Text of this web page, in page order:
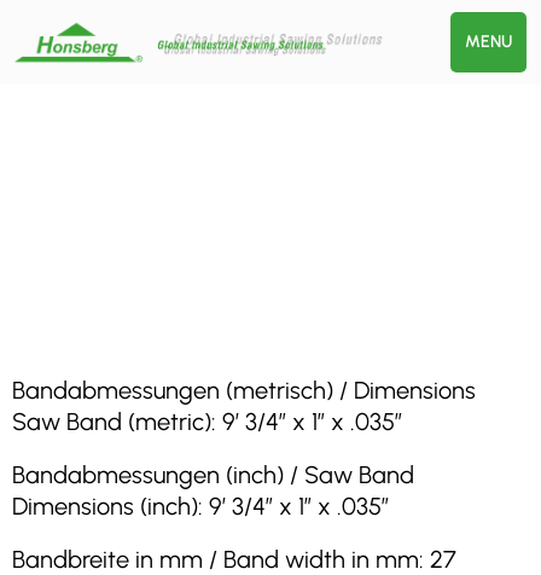
MENU
Bandabmessungen (metrisch) / Dimensions
Saw Band (metric): 9′ 3/4″ x 1″ x .035″
Bandabmessungen (inch) / Saw Band
Dimensions (inch): 9′ 3/4″ x 1″ x .035″
Bandbreite in mm / Band width in mm: 27